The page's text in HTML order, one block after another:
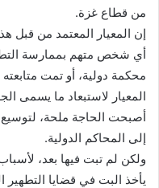
من قطاع غزة.
إن المعيار المعتمد من قبل
أي شخص متهم بممارسة
محكمة دولية، أو تمت
المعيار لاستبعاد ما يسمى
أصبحت الحاجة ملحة، لتوسيع
إلى المحاكم الدولية.
ولكن لم تبت فيها بعد،
يأخذ البت في قضايا